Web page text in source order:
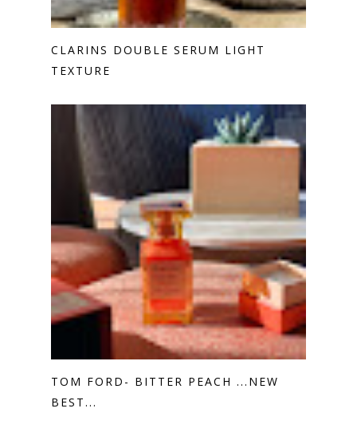
CLARINS DOUBLE SERUM LIGHT
TEXTURE
TOM FORD- BITTER PEACH ...NEW
BEST...